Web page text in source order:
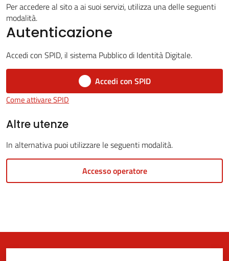
Casalfiumanese
on-
gli
Per accedere al sito a ai suoi servizi, utilizza una delle seguenti
modalità.
Autenticazione
Accedi con SPID, il sistema Pubblico di Identità Digitale.
Accedi con SPID
Come attivare SPID
Altre utenze
In alternativa puoi utilizzare le seguenti modalità.
Accesso operatore